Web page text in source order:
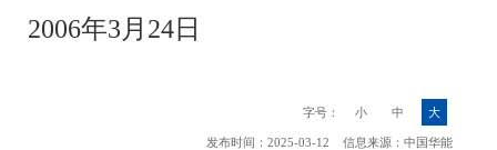
2006年3月24日
字号： 小 中 大
发布时间：2025-03-12 信息来源：中国华能